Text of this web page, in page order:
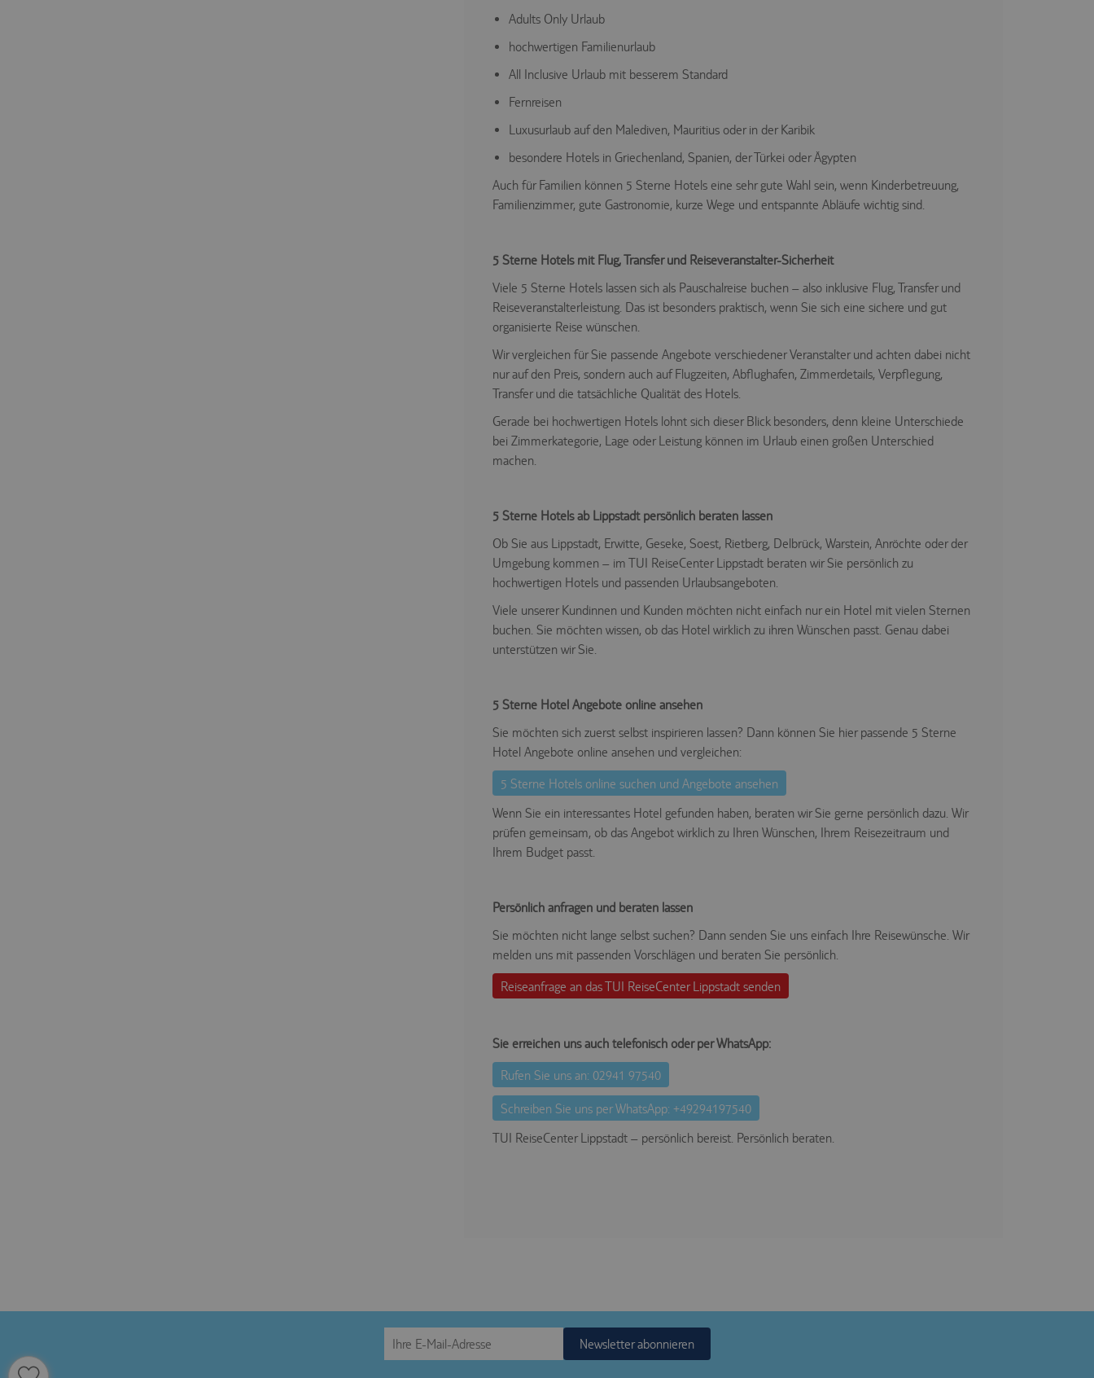
Adults Only Urlaub
hochwertigen Familienurlaub
All Inclusive Urlaub mit besserem Standard
Fernreisen
Luxusurlaub auf den Malediven, Mauritius oder in der Karibik
besondere Hotels in Griechenland, Spanien, der Türkei oder Ägypten
Auch für Familien können 5 Sterne Hotels eine sehr gute Wahl sein, wenn Kinderbetreuung,
Familienzimmer, gute Gastronomie, kurze Wege und entspannte Abläufe wichtig sind.
5 Sterne Hotels mit Flug, Transfer und Reiseveranstalter-Sicherheit
Viele 5 Sterne Hotels lassen sich als Pauschalreise buchen – also inklusive Flug, Transfer und
Reiseveranstalterleistung. Das ist besonders praktisch, wenn Sie sich eine sichere und gut
organisierte Reise wünschen.
Wir vergleichen für Sie passende Angebote verschiedener Veranstalter und achten dabei nicht
nur auf den Preis, sondern auch auf Flugzeiten, Abflughafen, Zimmerdetails, Verpflegung,
Transfer und die tatsächliche Qualität des Hotels.
Gerade bei hochwertigen Hotels lohnt sich dieser Blick besonders, denn kleine Unterschiede
bei Zimmerkategorie, Lage oder Leistung können im Urlaub einen großen Unterschied
machen.
5 Sterne Hotels ab Lippstadt persönlich beraten lassen
Ob Sie aus Lippstadt, Erwitte, Geseke, Soest, Rietberg, Delbrück, Warstein, Anröchte oder der
Umgebung kommen – im TUI ReiseCenter Lippstadt beraten wir Sie persönlich zu
hochwertigen Hotels und passenden Urlaubsangeboten.
Viele unserer Kundinnen und Kunden möchten nicht einfach nur ein Hotel mit vielen Sternen
buchen. Sie möchten wissen, ob das Hotel wirklich zu ihren Wünschen passt. Genau dabei
unterstützen wir Sie.
5 Sterne Hotel Angebote online ansehen
Sie möchten sich zuerst selbst inspirieren lassen? Dann können Sie hier passende 5 Sterne
Hotel Angebote online ansehen und vergleichen:
5 Sterne Hotels online suchen und Angebote ansehen
Wenn Sie ein interessantes Hotel gefunden haben, beraten wir Sie gerne persönlich dazu. Wir
prüfen gemeinsam, ob das Angebot wirklich zu Ihren Wünschen, Ihrem Reisezeitraum und
Ihrem Budget passt.
Persönlich anfragen und beraten lassen
Sie möchten nicht lange selbst suchen? Dann senden Sie uns einfach Ihre Reisewünsche. Wir
melden uns mit passenden Vorschlägen und beraten Sie persönlich.
Reiseanfrage an das TUI ReiseCenter Lippstadt senden
Sie erreichen uns auch telefonisch oder per WhatsApp:
Rufen Sie uns an: 02941 97540
Schreiben Sie uns per WhatsApp: +49294197540
TUI ReiseCenter Lippstadt – persönlich bereist. Persönlich beraten.
Newsletter abonnieren